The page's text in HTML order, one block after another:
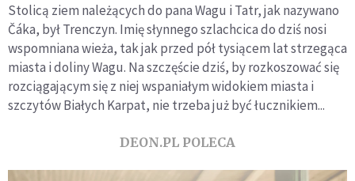
Stolicą ziem należących do pana Wagu i Tatr, jak nazywano
Čáka, był Trenczyn. Imię słynnego szlachcica do dziś nosi
wspomniana wieża, tak jak przed pół tysiącem lat strzegąca
miasta i doliny Wagu. Na szczęście dziś, by rozkoszować się
rozciągającym się z niej wspaniałym widokiem miasta i
szczytów Białych Karpat, nie trzeba już być łucznikiem...
DEON.PL POLECA